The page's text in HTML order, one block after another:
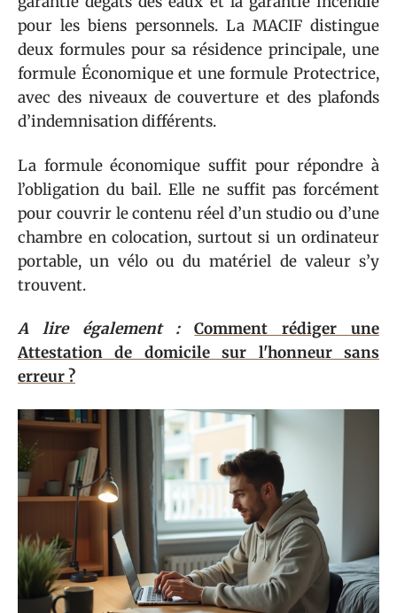
pour les biens personnels. La MACIF distingue
deux formules pour sa résidence principale, une
formule Économique et une formule Protectrice,
avec des niveaux de couverture et des plafonds
d’indemnisation différents.
La formule économique suffit pour répondre à
l’obligation du bail. Elle ne suffit pas forcément
pour couvrir le contenu réel d’un studio ou d’une
chambre en colocation, surtout si un ordinateur
portable, un vélo ou du matériel de valeur s’y
trouvent.
A lire également :
Comment rédiger une
Attestation de domicile sur l'honneur sans
erreur ?